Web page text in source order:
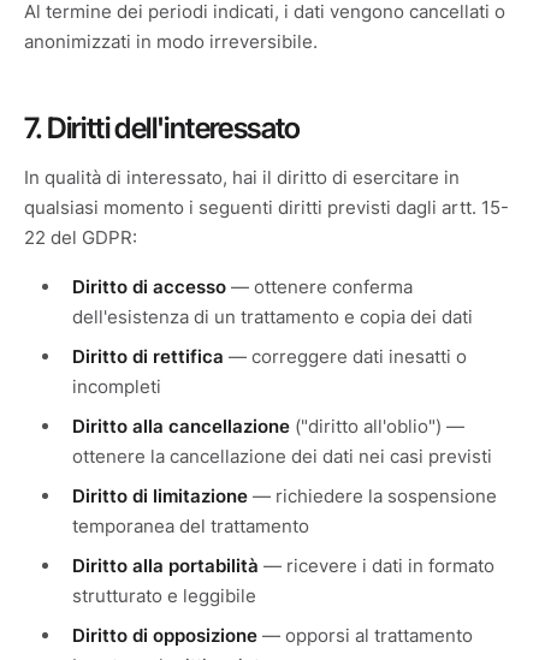
Al termine dei periodi indicati, i dati vengono cancellati o
anonimizzati in modo irreversibile.
7. Diritti dell'interessato
In qualità di interessato, hai il diritto di esercitare in
qualsiasi momento i seguenti diritti previsti dagli artt. 15-
22 del GDPR:
Diritto di accesso — ottenere conferma
dell'esistenza di un trattamento e copia dei dati
Diritto di rettifica — correggere dati inesatti o
incompleti
Diritto alla cancellazione ("diritto all'oblio") —
ottenere la cancellazione dei dati nei casi previsti
Diritto di limitazione — richiedere la sospensione
temporanea del trattamento
Diritto alla portabilità — ricevere i dati in formato
strutturato e leggibile
Diritto di opposizione — opporsi al trattamento